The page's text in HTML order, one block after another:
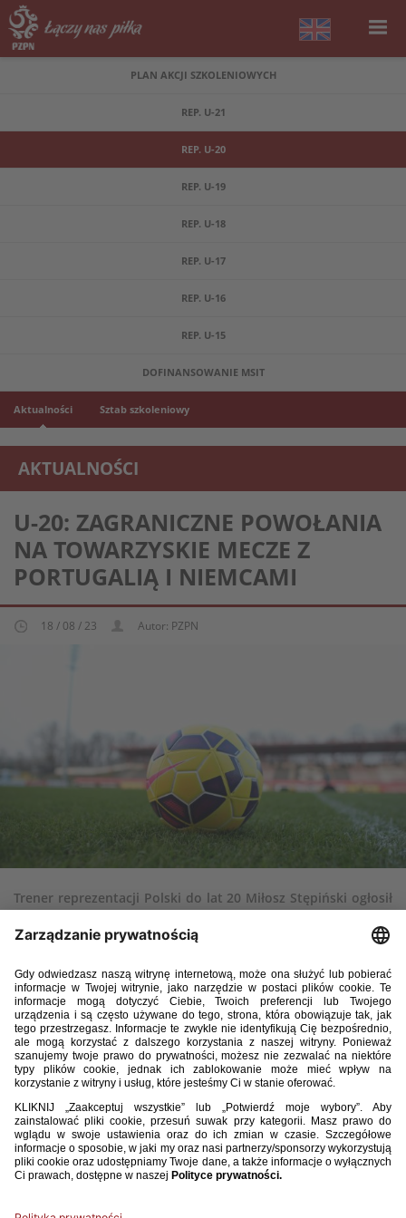
PLAN AKCJI SZKOLENIOWYCH
REP. U-21
REP. U-20
REP. U-19
REP. U-18
REP. U-17
REP. U-16
REP. U-15
DOFINANSOWANIE MSIT
Aktualności Sztab szkoleniowy
AKTUALNOŚCI
REPREZENTACJA MŁODZIEŻOWA U-20
U-20: ZAGRANICZNE POWOŁANIA
NA TOWARZYSKIE MECZE Z
PORTUGALIĄ I NIEMCAMI
18 / 08 / 23 Autor: PZPN
Trener reprezentacji Polski do lat 20 Miłosz Stępiński ogłosił
wrześniowe mecze towarzyskie. Polacy zagrają z Portugalią
(8 września, 17:00, Łomża) oraz Niemcami (11 września,
16:15, Legnica).
Lista powołanych zawodników:
Iwo Kaczmarski (Empoli FC)
Mateusz Kowalczyk (Broendby IF)